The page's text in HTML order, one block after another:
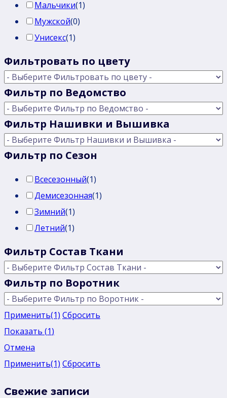
Мальчики(1)
Мужской(0)
Унисекс(1)
Фильтровать по цвету
Фильтр по Ведомство
Фильтр Нашивки и Вышивка
Фильтр по Сезон
Всесезонный(1)
Демисезонная(1)
Зимний(1)
Летний(1)
Фильтр Состав Ткани
Фильтр по Воротник
Применить(1) Сбросить
Показать (1)
Отмена
Применить(1) Сбросить
Свежие записи